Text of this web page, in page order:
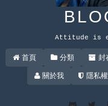
Attitude is
首頁 分類 封
關於我
隱私